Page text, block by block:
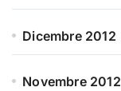
Dicembre 2012
Novembre 2012